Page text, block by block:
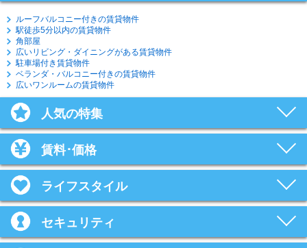
ルーフバルコニー付きの賃貸物件
駅徒歩5分以内の賃貸物件
角部屋
広いリビング・ダイニングがある賃貸物件
駐車場付き賃貸物件
ベランダ・バルコニー付きの賃貸物件
広いワンルームの賃貸物件
人気の特集
賃料･価格
ライフスタイル
セキュリティ